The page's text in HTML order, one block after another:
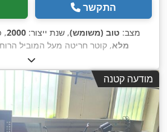
התקשר
מצב: טוב (משומש), שנת ייצור: 2000
,
מלא, קוטר חריטה מעל המוביל
, קוטר חריטה:
מ"מ, מהירות ציר (מקסימלית):3,500 סל"ד
מודעה קטנה